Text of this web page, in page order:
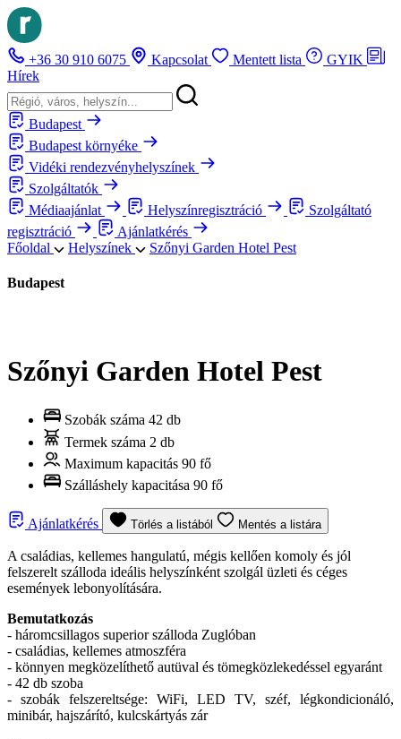
+36 30 910 6075 Kapcsolat Mentett lista
GYIK
Hírek
Budapest
Budapest környéke
Vidéki rendezvényhelyszínek
Szolgáltatók
Médiaajánlat
Helyszínregisztráció
Szolgáltató
regisztráció
Ajánlatkérés
Főoldal
Helyszínek Szőnyi Garden Hotel Pest
Budapest
Szőnyi Garden Hotel Pest
Szobák száma 42 db
Termek száma 2 db
Maximum kapacitás 90 fő
Szálláshely kapacitása 90 fő
Ajánlatkérés Törlés a listából Mentés a listára
A családias, kellemes hangulatú, mégis kellően komoly és jól
felszerelt szálloda ideális helyszínként szolgál üzleti és céges
események lebonyolítására.
Bemutatkozás
- háromcsillagos superior szálloda Zuglóban
- családias, kellemes atmoszféra
- könnyen megközelíthető autüval és tömegközlekedéssel egyaránt
- 42 db szoba
- szobák felszereltsége: WiFi, LED TV, széf, légkondicionáló,
minibár, hajszárító, kulcskártyás zár